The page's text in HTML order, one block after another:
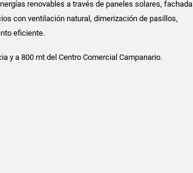
renovables a través de paneles solares, fachada
con ventilación natural, dimerización de pasillos,
eficiente.
y a 800 mt del Centro Comercial Campanario.